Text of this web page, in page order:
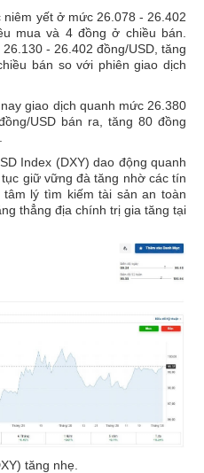
yết ở mức 26.078 - 26.402
mua và 4 đồng ở chiều bán.
- 26.402 đồng/USD, tăng
bán so với phiên giao dịch
giao dịch quanh mức 26.380
USD bán ra, tăng 80 đồng
Index (DXY) dao động quanh
giữ vững đà tăng nhờ các tín
lý tìm kiếm tài sản an toàn
thẳng địa chính trị gia tăng tại
tăng nhẹ.